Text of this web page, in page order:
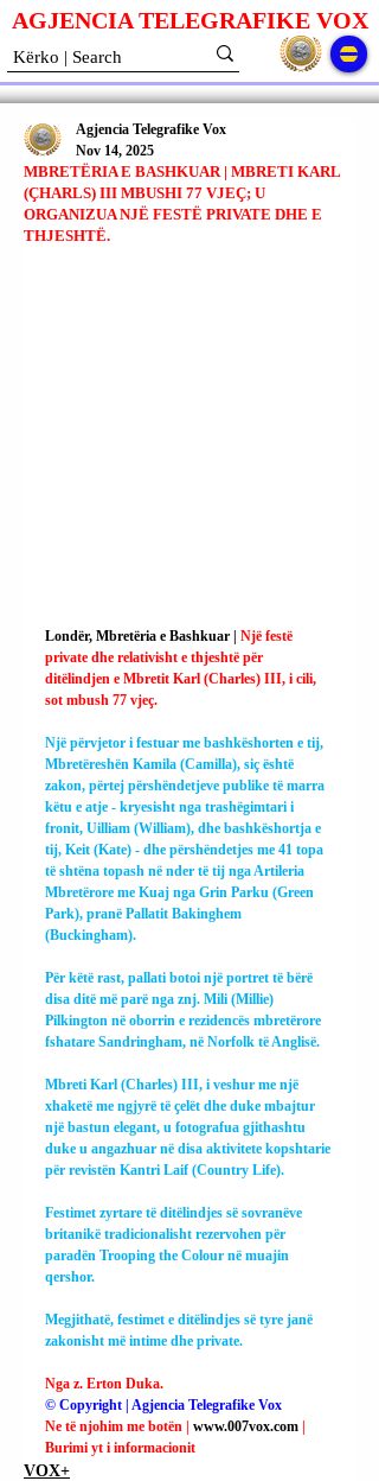
AGJENCIA TELEGRAFIKE VOX
MBRETËRIA E BASHKUAR | MBRETI KARL
(ÇHARLS) III MBUSHI 77 VJEÇ; U
ORGANIZUA NJË FESTË PRIVATE DHE E
THJESHTË.
Agjencia Telegrafike Vox
Nov 14, 2025
Londër, Mbretëria e Bashkuar | Një festë
private dhe relativisht e thjeshtë për
ditëlindjen e Mbretit Karl (Charles) III, i cili,
sot mbush 77 vjeç.
Një përvjetor i festuar me bashkëshorten e tij,
Mbretëreshën Kamila (Camilla), siç është
zakon, përtej përshëndetjeve publike të marra
këtu e atje - kryesisht nga trashëgimtari i
fronit, Uilliam (William), dhe bashkëshortja e
tij, Keit (Kate) - dhe përshëndetjes me 41 topa
të shtëna topash në nder të tij nga Artileria
Mbretërore me Kuaj nga Grin Parku (Green
Park), pranë Pallatit Bakinghem
(Buckingham).
Për këtë rast, pallati botoi një portret të bërë
disa ditë më parë nga znj. Mili (Millie)
Pilkington në oborrin e rezidencës mbretërore
fshatare Sandringham, në Norfolk të Anglisë.
Mbreti Karl (Charles) III, i veshur me një
xhaketë me ngjyrë të çelët dhe duke mbajtur
një bastun elegant, u fotografua gjithashtu
duke u angazhuar në disa aktivitete kopshtarie
për revistën Kantri Laif (Country Life).
Festimet zyrtare të ditëlindjes së sovranëve
britanikë tradicionalisht rezervohen për
paradën Trooping the Colour në muajin
qershor.
Megjithatë, festimet e ditëlindjes së tyre janë
zakonisht më intime dhe private.
Nga z. Erton Duka.
© Copyright | Agjencia Telegrafike Vox
Ne të njohim me botën | www.007vox.com
Burimi yt i informacionit
VOX+